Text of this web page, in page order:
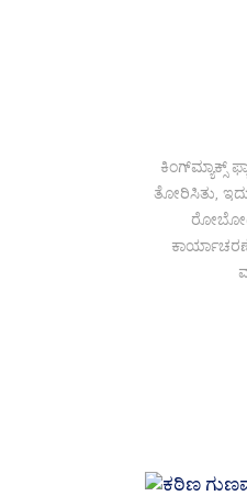
ಕಿಂಗ್‌ಮ್ಯಾಕ್ಸ್
ತೋರಿಸಿತು,
ರೋಬೋಟ್
ಕಾರ್ಯಾಚರಣೆ